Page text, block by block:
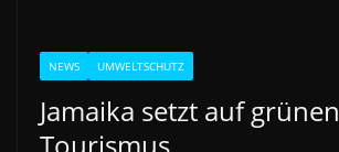
NEWS UMWELTSCHUTZ
Jamaika setzt auf grünen
Tourismus